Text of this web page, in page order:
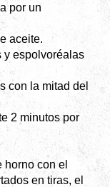
por un
aceite.
y espolvoréalas
con la mitad del
2 minutos por
horno con el
en tiras, el